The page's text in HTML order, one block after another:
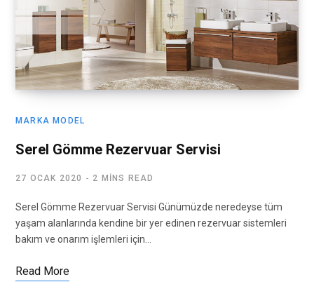
MARKA MODEL
Serel Gömme Rezervuar Servisi
27 OCAK 2020 2 MINS READ
Serel Gömme Rezervuar Servisi Günümüzde neredeyse tüm
yaşam alanlarında kendine bir yer edinen rezervuar sistemleri
bakım ve onarım işlemleri için…
Read More